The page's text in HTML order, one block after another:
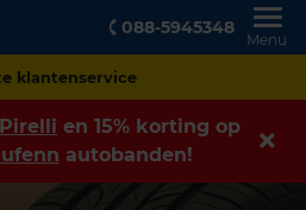
088-5945348
Menu
betalen
Pirelli en 15% korting op
autobanden!